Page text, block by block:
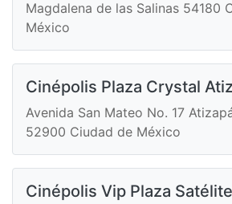
Magdalena de las Salinas 54180
México
Cinépolis Plaza Crystal
Avenida San Mateo No. 17
52900 Ciudad de México
Cinépolis Vip Plaza Satélite